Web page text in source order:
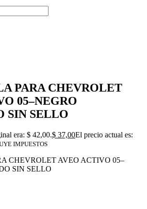
PARA CHEVROLET
05–NEGRO
SIN SELLO
era: $ 42,00.$ 37,00El precio actual es:
IMPUESTOS
CHEVROLET AVEO ACTIVO 05–
SIN SELLO